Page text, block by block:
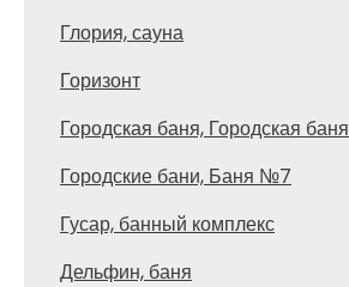
Глория, сауна
Горизонт
Городская баня, Городская баня
Городские бани, Баня №7
Гусар, банный комплекс
Дельфин, баня